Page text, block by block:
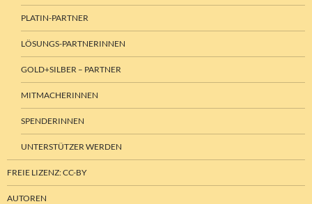
PLATIN-PARTNER
LÖSUNGS-PARTNERINNEN
GOLD+SILBER – PARTNER
MITMACHERINNEN
SPENDERINNEN
UNTERSTÜTZER WERDEN
FREIE LIZENZ: CC-BY
AUTOREN